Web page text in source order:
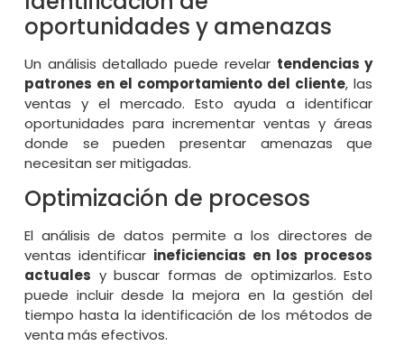
oportunidades y amenazas
Un análisis detallado puede revelar tendencias y
patrones en el comportamiento del cliente, las
ventas y el mercado. Esto ayuda a identificar
oportunidades para incrementar ventas y áreas
donde se pueden presentar amenazas que
necesitan ser mitigadas.
Optimización de procesos
El análisis de datos permite a los directores de
ventas identificar ineficiencias en los procesos
actuales y buscar formas de optimizarlos. Esto
puede incluir desde la mejora en la gestión del
tiempo hasta la identificación de los métodos de
venta más efectivos.